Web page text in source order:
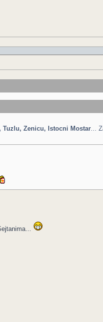
Tuzlu, Zenicu, Istocni Mostar...